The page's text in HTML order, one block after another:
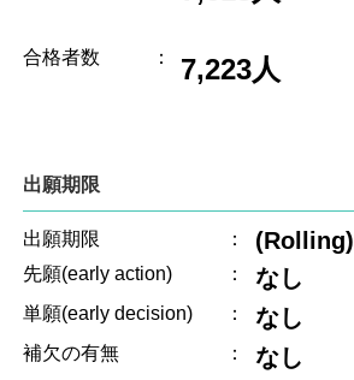
合格者数 ： 7,223人
出願期限
出願期限 ： (Rolling)
先願(early action) ： なし
単願(early decision) ： なし
補欠の有無 ： なし